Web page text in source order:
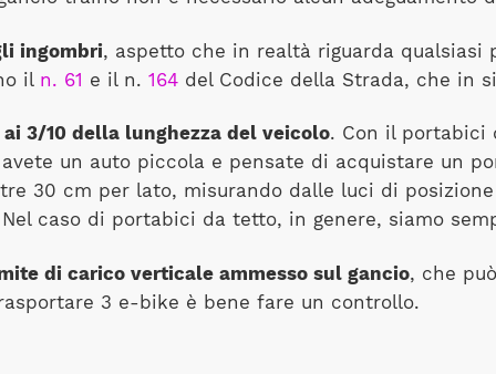
ingombri, aspetto che in realtà riguarda
il n. 61 e il n. 164 del Codice della Strada, che in
ai 3/10 della lunghezza del veicolo. Con il portabici
un auto piccola e pensate di acquistare un
30 cm per lato, misurando dalle luci di
caso di portabici da tetto, in genere, siamo
di carico verticale ammesso sul gancio, che
3 e-bike è bene fare un controllo.